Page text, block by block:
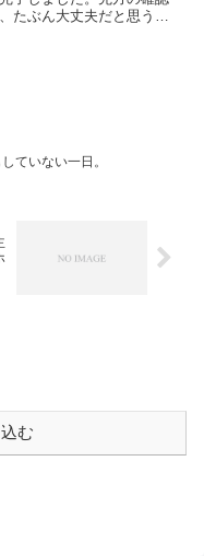
たぶん大丈夫だと思う。
ていない一日。
む